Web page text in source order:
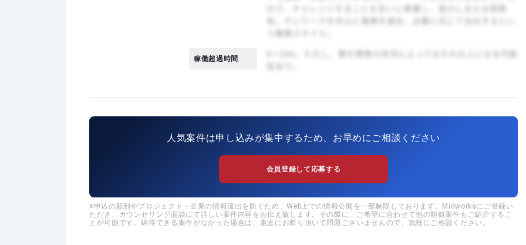
稼働超過時間
人気案件は申し込みが集中するため、お早めにご相談ください
会員登録して応募する
申込の殺到やプロジェクト・企業の情報流出を防ぐため、Web上での情報公開を一部制限しております。Midworksにご登録い
ただき、カウンセリング面談にて詳しい案件内容をお伝え致します。その際に、ご希望に合わせて他の類似案件もご紹介するこ
とが可能です。納得できる案件がなかった場合は、素直にお断り頂いて問題ございませんので、気軽にご相談ください。